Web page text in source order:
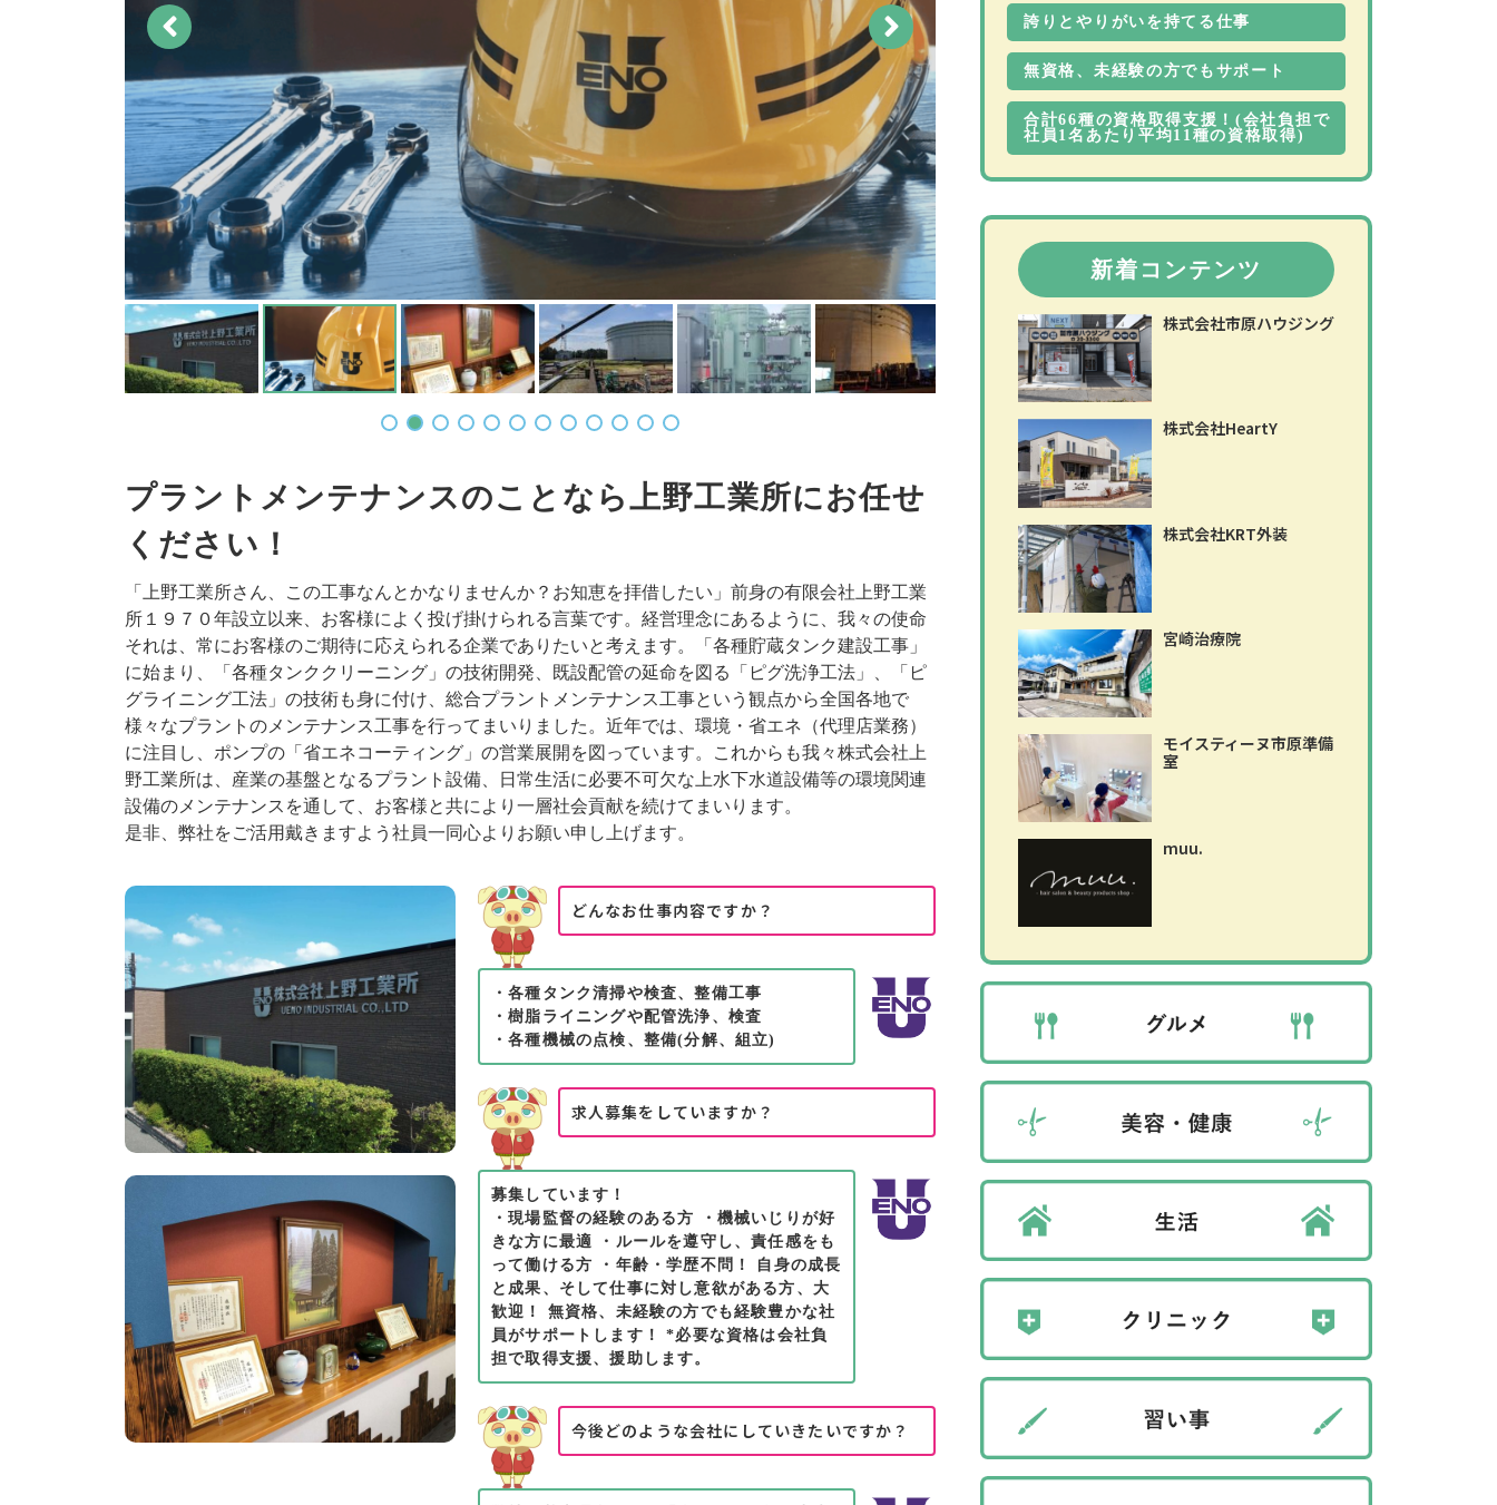
プラントメンテナンスのことなら上野工業所にお任せ
ください！
「上野工業所さん、この工事なんとかなりませんか？お知恵を拝借したい」前身の有限会社上野工業
所１９７０年設立以来、お客様によく投げ掛けられる言葉です。経営理念にあるように、我々の使命
それは、常にお客様のご期待に応えられる企業でありたいと考えます。「各種貯蔵タンク建設工事」
に始まり、「各種タンククリーニング」の技術開発、既設配管の延命を図る「ピグ洗浄工法」、「ピ
グライニング工法」の技術も身に付け、総合プラントメンテナンス工事という観点から全国各地で
様々なプラントのメンテナンス工事を行ってまいりました。近年では、環境・省エネ（代理店業務）
に注目し、ポンプの「省エネコーティング」の営業展開を図っています。これからも我々株式会社上
野工業所は、産業の基盤となるプラント設備、日常生活に必要不可欠な上水下水道設備等の環境関連
設備のメンテナンスを通して、お客様と共により一層社会貢献を続けてまいります。
是非、弊社をご活用戴きますよう社員一同心よりお願い申し上げます。
どんなお仕事内容ですか？
・各種タンク清掃や検査、整備工事
・樹脂ライニングや配管洗浄、検査
・各種機械の点検、整備(分解、組立)
求人募集をしていますか？
募集しています！
・現場監督の経験のある方 ・機械いじりが好
きな方に最適 ・ルールを遵守し、責任感をも
って働ける方 ・年齢・学歴不問！ 自身の成長
と成果、そして仕事に対し意欲がある方、大
歓迎！ 無資格、未経験の方でも経験豊かな社
員がサポートします！ *必要な資格は会社負
担で取得支援、援助します。
今後どのような会社にしていきたいですか？
誇りとやりがいを持てる仕事
無資格、未経験の方でもサポート
合計66種の資格取得支援！(会社負担で
社員1名あたり平均11種の資格取得)
新着コンテンツ
株式会社市原ハウジング
株式会社HeartY
株式会社KRT外装
宮崎治療院
モイスティーヌ市原準備
室
muu.